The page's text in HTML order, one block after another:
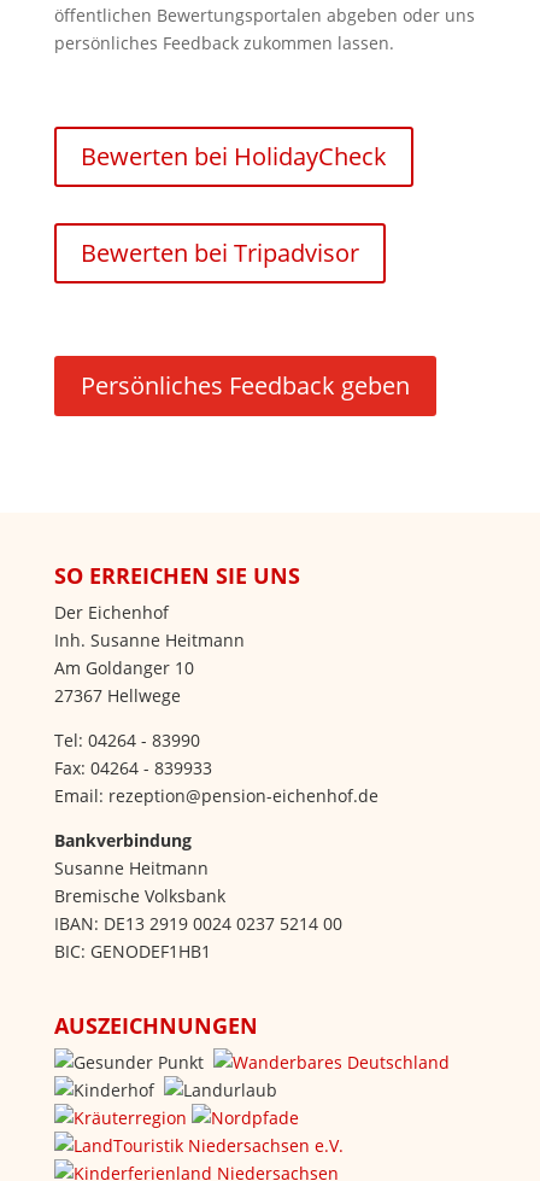
öffentlichen Bewertungsportalen abgeben oder uns
persönliches Feedback zukommen lassen.
Bewerten bei HolidayCheck
Bewerten bei Tripadvisor
Persönliches Feedback geben
SO ERREICHEN SIE UNS
Der Eichenhof
Inh. Susanne Heitmann
Am Goldanger 10
27367 Hellwege
Tel: 04264 - 83990
Fax: 04264 - 839933
Email: rezeption@pension-eichenhof.de
Bankverbindung
Susanne Heitmann
Bremische Volksbank
IBAN: DE13 2919 0024 0237 5214 00
BIC: GENODEF1HB1
AUSZEICHNUNGEN